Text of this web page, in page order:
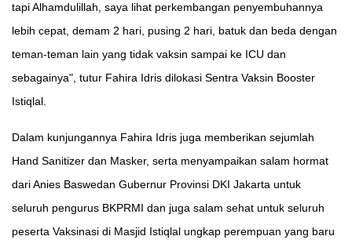
tapi Alhamdulillah, saya lihat perkembangan penyembuhannya
lebih cepat, demam 2 hari, pusing 2 hari, batuk dan beda dengan
teman-teman lain yang tidak vaksin sampai ke ICU dan
sebagainya", tutur Fahira Idris dilokasi Sentra Vaksin Booster
Istiqlal.
Dalam kunjungannya Fahira Idris juga memberikan sejumlah
Hand Sanitizer dan Masker, serta menyampaikan salam hormat
dari Anies Baswedan Gubernur Provinsi DKI Jakarta untuk
seluruh pengurus BKPRMI dan juga salam sehat untuk seluruh
peserta Vaksinasi di Masjid Istiqlal ungkap perempuan yang baru